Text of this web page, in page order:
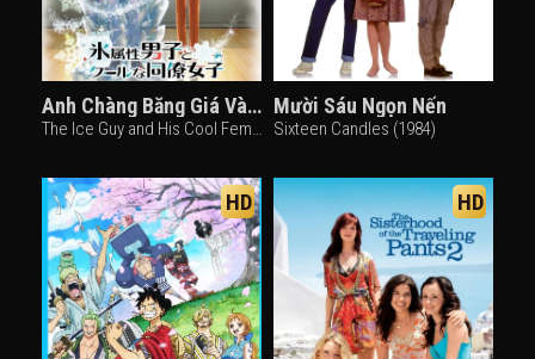
Anh Chàng Băng Giá Và Cô Đồng Nghiệp Lạnh Lùng
The Ice Guy and His Cool Female Colleague (2023)
Mười Sáu Ngọn Nến
Sixteen Candles (1984)
HD HD